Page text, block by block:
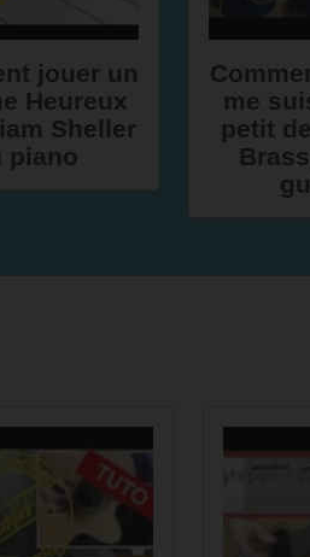
jouer un
Heureux
Sheller
piano
me
petit